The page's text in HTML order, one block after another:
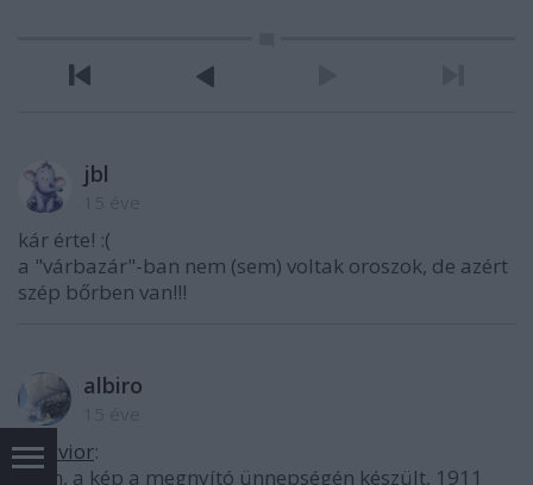
jbl
kár érte! :(
a "várbazár"-ban nem (sem) voltak oroszok, de azért
szép bőrben van!!!
albiro
@Savior:
Nem, a kép a megnyító ünnepségén készült, 1911